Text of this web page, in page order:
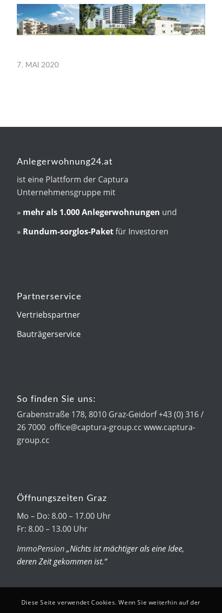
7. MAI 2020
Anlegerwohnung24.at
ist eine Plattform der Captura
Unternehmensgruppe mit
» mehr als 1.000 Anlegerwohnungen und
» Rundum-sorglos-Paketfür Investoren
Partnerservice
Vertriebspartner
Bauträgerservice
So finden Sie uns:
Grabenstraße 178, 8010 Graz-Geidorf +43 (0) 316 /
26 7000 office@captura-group.cc www.captura-
group.cc
Öffnungszeiten Graz
Mo – Do: 8.00 – 17.00 Uhr
Fr: 8.00 – 13.00 Uhr
ImmoPension„Nichts ist mächtiger als eine Idee,
deren Zeit gekommen ist.“
Diese Seite verwendet Cookies. Wenn Sie weiterhin auf der